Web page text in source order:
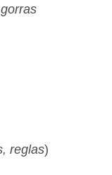
reglas)